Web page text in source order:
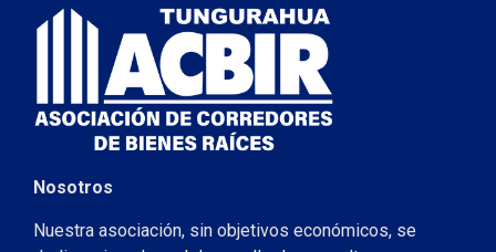
Nosotros
Nuestra asociación, sin objetivos económicos, se